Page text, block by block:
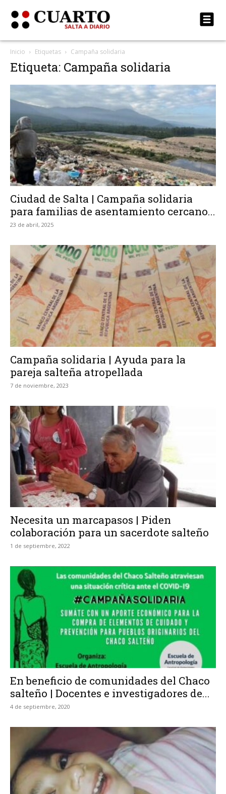
Inicio Etiquetas Campaña solidaria
Etiqueta: Campaña solidaria
Ciudad de Salta | Campaña solidaria
para familias de asentamiento cercano...
23 de abril, 2025
Campaña solidaria | Ayuda para la
pareja salteña atropellada
7 de noviembre, 2023
Necesita un marcapasos | Piden
colaboración para un sacerdote salteño
1 de septiembre, 2022
En beneficio de comunidades del Chaco
salteño | Docentes e investigadores de...
4 de septiembre, 2020